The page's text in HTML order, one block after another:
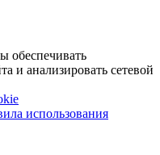
обеспечивать
и анализировать сетевой
использования